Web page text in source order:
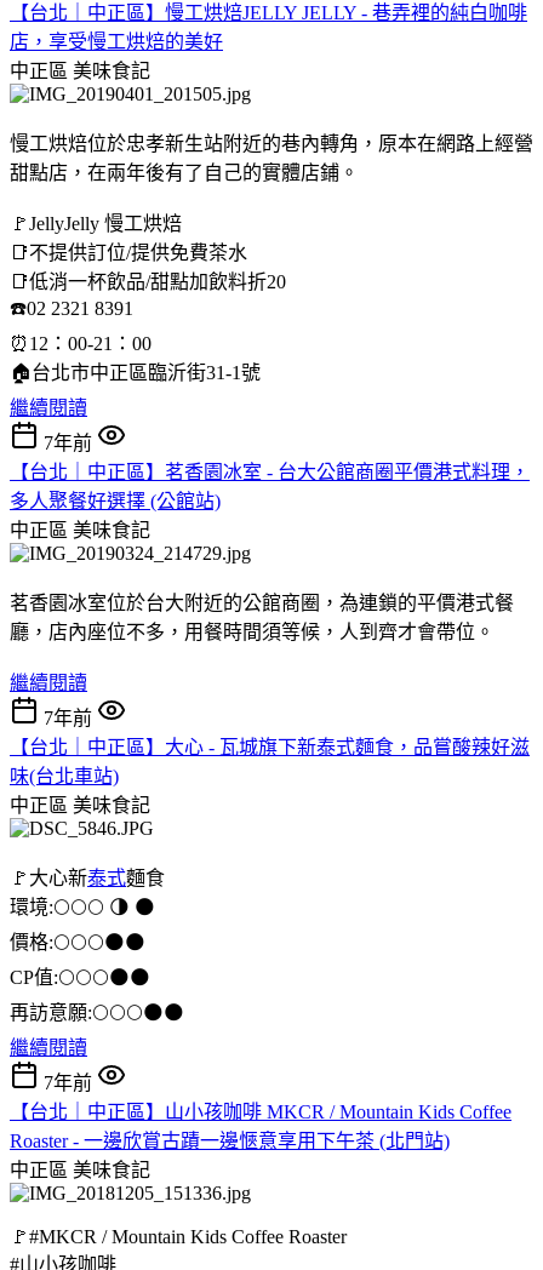
【台北｜中正區】慢工烘焙JELLY JELLY - 巷弄裡的純白咖啡
店，享受慢工烘焙的美好
中正區 美味食記
慢工烘焙位於忠孝新生站附近的巷內轉角，原本在網路上經營
甜點店，在兩年後有了自己的實體店鋪。
🚩JellyJelly 慢工烘焙
📑不提供訂位/提供免費茶水
📑低消一杯飲品/甜點加飲料折20
☎️02 2321 8391
⏰12：00-21：00
🏠台北市中正區臨沂街31-1號
繼續閱讀
7年前
【台北｜中正區】茗香園冰室 - 台大公館商圈平價港式料理，
多人聚餐好選擇 (公館站)
中正區 美味食記
茗香園冰室位於台大附近的公館商圈，為連鎖的平價港式餐
廳，店內座位不多，用餐時間須等候，人到齊才會帶位。
繼續閱讀
7年前
【台北｜中正區】大心 - 瓦城旗下新泰式麵食，品嘗酸辣好滋
味(台北車站)
中正區 美味食記
🚩大心新泰式麵食
環境:🌕🌕🌕 🌗 🌑
價格:🌕🌕🌕🌑🌑
CP值:🌕🌕🌕🌑🌑
再訪意願:🌕🌕🌕🌑🌑
繼續閱讀
7年前
【台北｜中正區】山小孩咖啡 MKCR / Mountain Kids Coffee
Roaster - 一邊欣賞古蹟一邊愜意享用下午茶 (北門站)
中正區 美味食記
🚩#MKCR / Mountain Kids Coffee Roaster
#山小孩咖啡